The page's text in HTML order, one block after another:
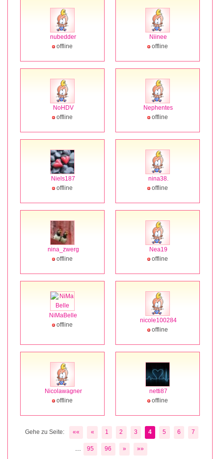
nubedder
offline
Niinee
offline
NoHDV
offline
Nephentes
offline
Niels187
offline
nina38.
offline
nina_zwerg
offline
Nea19
offline
NiMaBelle
offline
nicole100284
offline
Nicolawagner
offline
netti87
offline
Gehe zu Seite: «« « 1 2 3 4 5 6 7
... 95 96 » »»